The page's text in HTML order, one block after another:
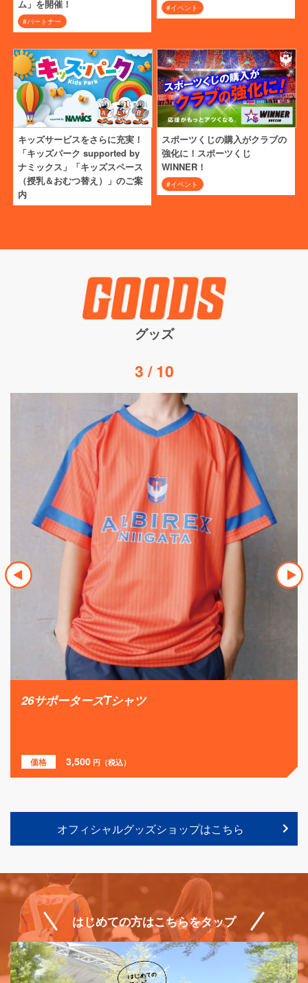
ム」を開催！
#パートナー
#イベント
キッズサービスをさらに充実！
「キッズパーク supported by
ナミックス」「キッズスペース
（授乳＆おむつ替え）」のご案
内
スポーツくじの購入がクラブの
強化に！スポーツくじ
WINNER！
#イベント
グッズ
26プレーヤーズサポタオル
価格 1,980 円（税込）
4/10
オフィシャルグッズショップはこちら
はじめての方はこちらをタップ